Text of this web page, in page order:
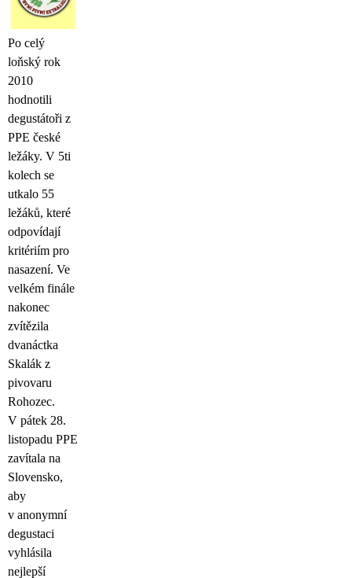
Po celý
loňský rok
2010
hodnotili
degustátoři z
PPE české
ležáky. V 5ti
kolech se
utkalo 55
ležáků, které
odpovídají
kritériím pro
nasazení. Ve
velkém finále
nakonec
zvítězila
dvanáctka
Skalák z
pivovaru
Rohozec.
V pátek 28.
listopadu PPE
zavítala na
Slovensko,
aby
v anonymní
degustaci
vyhlásila
nejlepší